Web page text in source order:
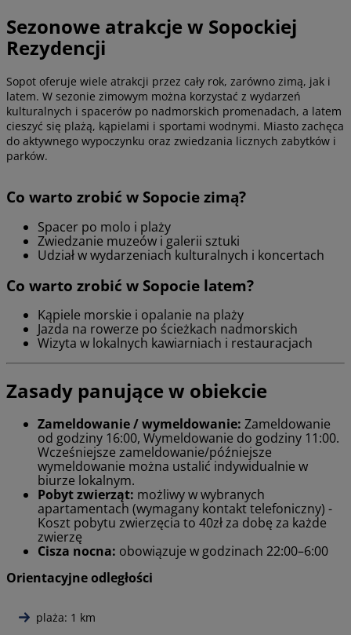
Sezonowe atrakcje w Sopockiej
Rezydencji
Sopot oferuje wiele atrakcji przez cały rok, zarówno zimą, jak i
latem. W sezonie zimowym można korzystać z wydarzeń
kulturalnych i spacerów po nadmorskich promenadach, a latem
cieszyć się plażą, kąpielami i sportami wodnymi. Miasto zachęca
do aktywnego wypoczynku oraz zwiedzania licznych zabytków i
parków.
Co warto zrobić w Sopocie zimą?
Spacer po molo i plaży
Zwiedzanie muzeów i galerii sztuki
Udział w wydarzeniach kulturalnych i koncertach
Co warto zrobić w Sopocie latem?
Kąpiele morskie i opalanie na plaży
Jazda na rowerze po ścieżkach nadmorskich
Wizyta w lokalnych kawiarniach i restauracjach
Zasady panujące w obiekcie
Zameldowanie / wymeldowanie: Zameldowanie
od godziny 16:00, Wymeldowanie do godziny 11:00.
Wcześniejsze zameldowanie/późniejsze
wymeldowanie można ustalić indywidualnie w
biurze lokalnym.
Pobyt zwierząt: możliwy w wybranych
apartamentach (wymagany kontakt telefoniczny) -
Koszt pobytu zwierzęcia to 40zł za dobę za każde
zwierzę
Cisza nocna: obowiązuje w godzinach 22:00–6:00
Orientacyjne odległości
plaża: 1 km